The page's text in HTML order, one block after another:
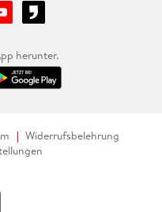
direkt hinein in
KÖRTE
Allgemeine Zeitung
herunter.
Widerrufsbelehrung